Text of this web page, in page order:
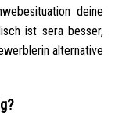
deine
ist sera besser,
alternative